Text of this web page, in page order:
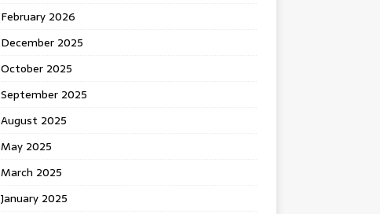
February 2026
December 2025
October 2025
September 2025
August 2025
May 2025
March 2025
January 2025